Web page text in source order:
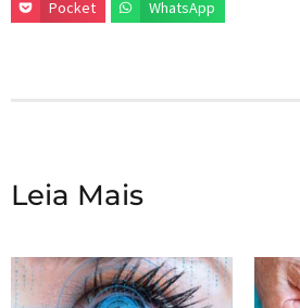
Pocket
WhatsApp
Leia Mais